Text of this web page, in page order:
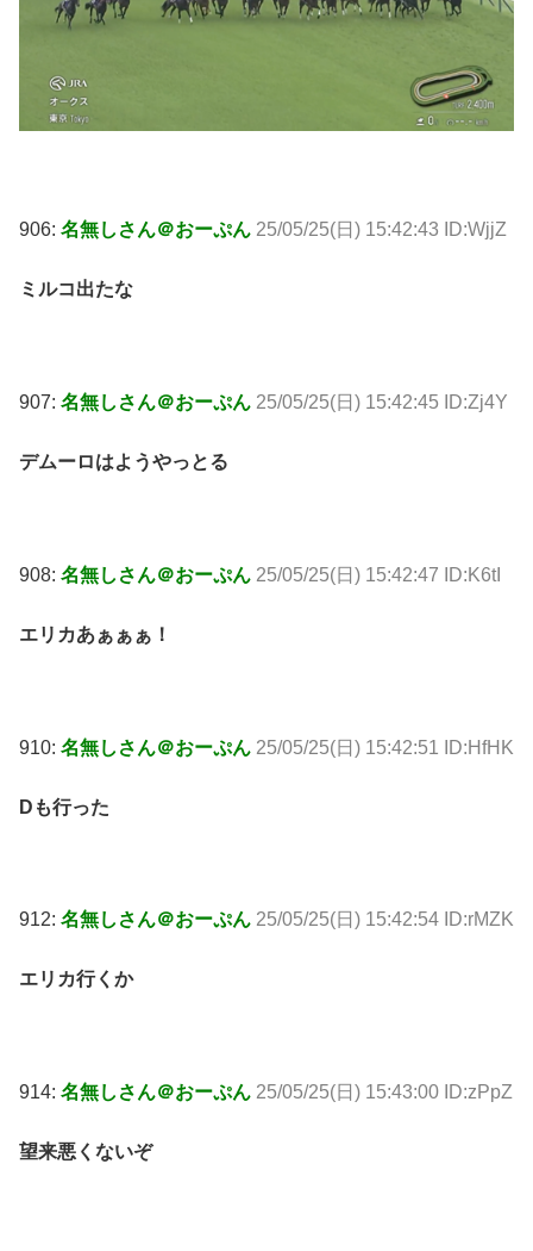
906: 名無しさん＠おーぷん 25/05/25(日) 15:42:43 ID:WjjZ
ミルコ出たな
907: 名無しさん＠おーぷん 25/05/25(日) 15:42:45 ID:Zj4Y
デムーロはようやっとる
908: 名無しさん＠おーぷん 25/05/25(日) 15:42:47 ID:K6tI
エリカあぁぁぁ！
910: 名無しさん＠おーぷん 25/05/25(日) 15:42:51 ID:HfHK
Dも行った
912: 名無しさん＠おーぷん 25/05/25(日) 15:42:54 ID:rMZK
エリカ行くか
914: 名無しさん＠おーぷん 25/05/25(日) 15:43:00 ID:zPpZ
望来悪くないぞ